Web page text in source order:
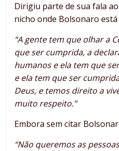
Dirigiu parte de sua fala
nicho onde Bolsonaro
“A gente tem que olhar a
que ser cumprida, a
humanos e ela tem que
e ela tem que ser
Deus, e temos direito a
muito respeito.”
Embora sem citar
“Não queremos as